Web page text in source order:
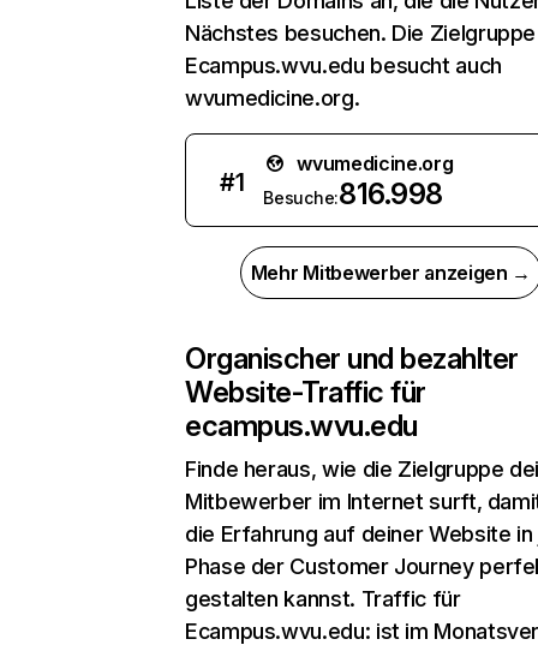
Nächstes besuchen. Die
Ecampus.wvu.edu besucht auch
wvumedicine.org.
#1
wvumedicine.org
Besuche:816.998
Mehr Mitbewerber anzeigen →
Organischer und bezahlter
Website-Traffic für
ecampus.wvu.edu
Finde heraus, wie die Zielgruppe
Mitbewerber im Internet surft,
die Erfahrung auf deiner Website
Phase der Customer Journey
gestalten kannst. Traffic für
Ecampus.wvu.edu: ist im